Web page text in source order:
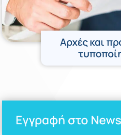
Αρχές και
Εγγραφή στο